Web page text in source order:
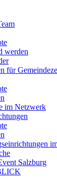
werden
für
im Netzwerk
Salzburg